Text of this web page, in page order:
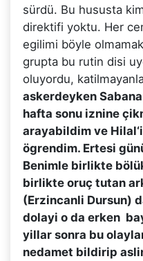
sürdü. Bu hususta
direktifi yoktu. Her
egilimi böyle
grupta bu rutin disi
oluyordu,
askerdeyken
hafta sonu iznine
arayabildim ve
ögrendim. Ertesi
Benimle birlikte
birlikte oruç tutan
(Erzincanli Dursun)
dolayi o da erken
yillar sonra bu
nedamet bildirip